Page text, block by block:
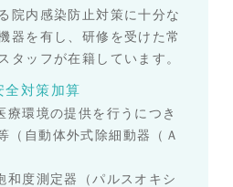
院内感染防止対策に十分な
器を有し、研修を受けた常
タッフが在籍しています。
全対策加算
療環境の提供を行うにつき
（自動体外式除細動器（Ａ
和度測定器（パルスオキシ